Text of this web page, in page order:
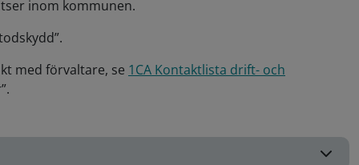
inom kommunen.
med förvaltare, se 1CA Kontaktlista drift- och